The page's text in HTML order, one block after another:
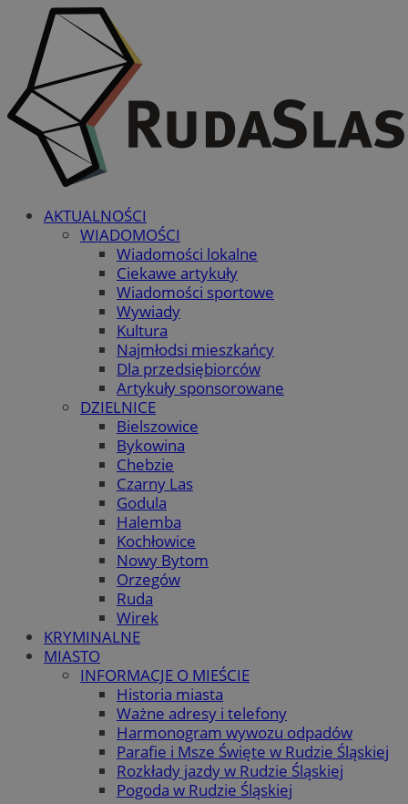
AKTUALNOŚCI
WIADOMOŚCI
Wiadomości lokalne
Ciekawe artykuły
Wiadomości sportowe
Wywiady
Kultura
Najmłodsi mieszkańcy
Dla przedsiębiorców
Artykuły sponsorowane
DZIELNICE
Bielszowice
Bykowina
Chebzie
Czarny Las
Godula
Halemba
Kochłowice
Nowy Bytom
Orzegów
Ruda
Wirek
KRYMINALNE
MIASTO
INFORMACJE O MIEŚCIE
Historia miasta
Ważne adresy i telefony
Harmonogram wywozu odpadów
Parafie i Msze Święte w Rudzie Śląskiej
Rozkłady jazdy w Rudzie Śląskiej
Pogoda w Rudzie Śląskiej